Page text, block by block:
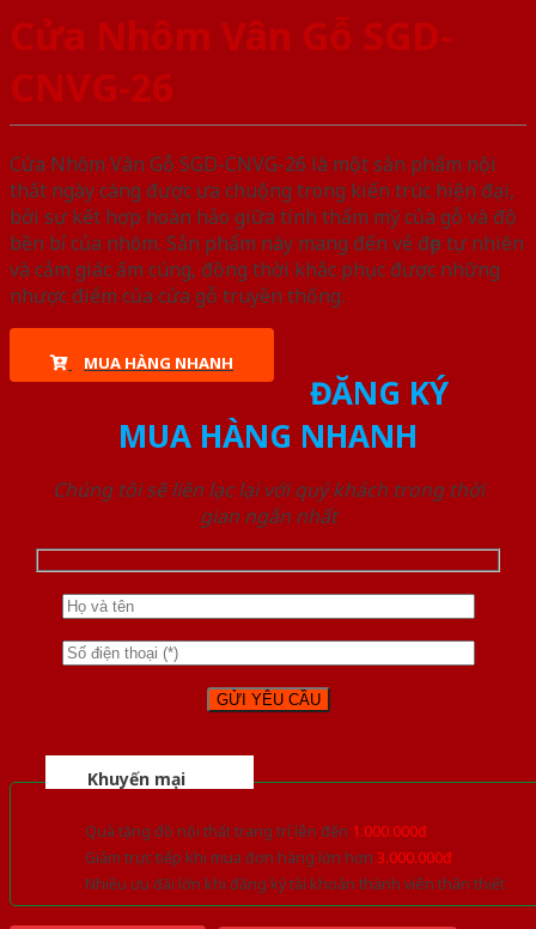
Cửa Nhôm Vân Gỗ SGD-
CNVG-26
Cửa Nhôm Vân Gỗ SGD-CNVG-26 là một sản phẩm nội
thất ngày càng được ưa chuộng trong kiến trúc hiện đại,
bởi sự kết hợp hoàn hảo giữa tính thẩm mỹ của gỗ và độ
bền bỉ của nhôm. Sản phẩm này mang đến vẻ đẹp tự nhiên
và cảm giác ấm cúng, đồng thời khắc phục được những
nhược điểm của cửa gỗ truyền thống.
MUA HÀNG NHANH
ĐĂNG KÝ
MUA HÀNG NHANH
Chúng tôi sẽ liên lạc lại với quý khách trong thời
gian ngắn nhất
Khuyến mại
Quà tặng đồ nội thất trang trí lên đến 1.000.000đ
Giảm trực tiếp khi mua đơn hàng lớn hơn 3.000.000đ
Nhiều ưu đãi lớn khi đăng ký tài khoản thành viên thân thiết